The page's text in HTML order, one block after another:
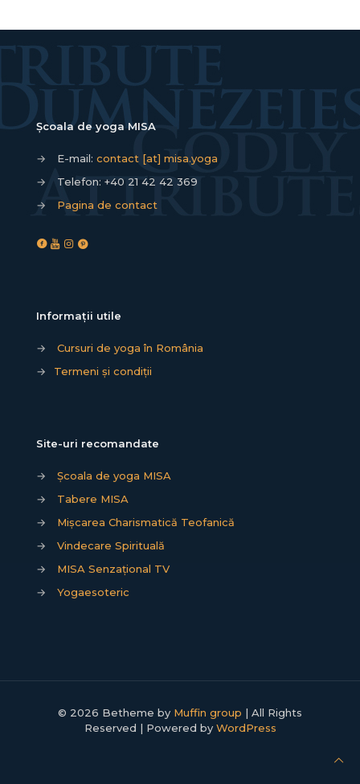
Școala de yoga MISA
→ E-mail: contact [at] misa.yoga
→
Telefon: +40 21 42 42 369
→
Pagina de contact
Informații utile
→
Cursuri de yoga în România
→
Termeni și condiții
Site-uri recomandate
→
Școala de yoga MISA
→
Tabere MISA
→
Mișcarea Charismatică Teofanică
→
Vindecare Spirituală
→
MISA Senzațional TV
→
Yogaesoteric
© 2026 Betheme by Muffin group | All Rights
Reserved | Powered by WordPress